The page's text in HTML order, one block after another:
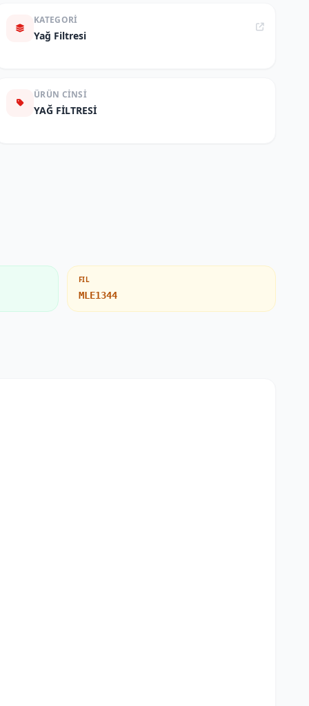
KATEGORI
Yağ Filtresi
ÜRÜN CINSI
YAĞ FİLTRESİ
FIL
MLE1344